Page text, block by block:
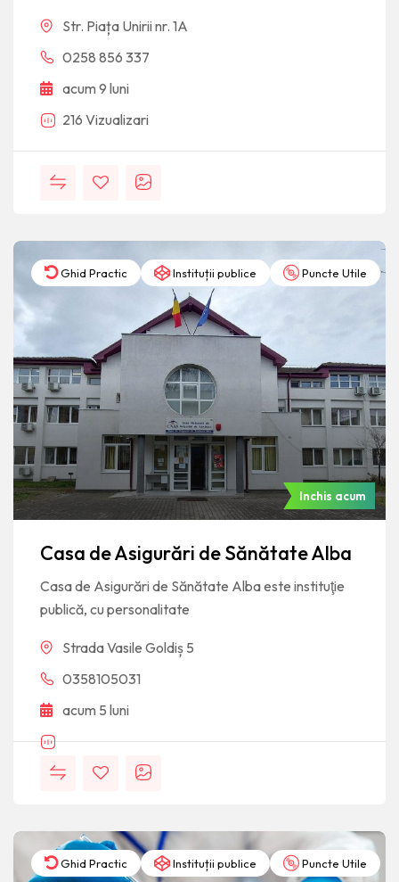
Str. Piața Unirii nr. 1A
0258 856 337
acum 9 luni
216 Vizualizari
Ghid Practic Instituții publice Puncte Utile
Inchis acum
Casa de Asigurări de Sănătate Alba
Casa de Asigurări de Sănătate Alba este instituţie
publică, cu personalitate
Strada Vasile Goldiș 5
0358105031
acum 5 luni
Ghid Practic Instituții publice Puncte Utile